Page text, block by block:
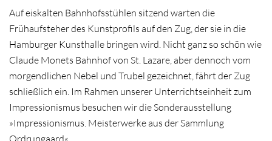
Auf eiskalten Bahnhofsstühlen sitzend warten die
Frühaufsteher des Kunstprofils auf den Zug, der sie in die
Hamburger Kunsthalle bringen wird. Nicht ganz so schön wie
Claude Monets Bahnhof von St. Lazare, aber dennoch vom
morgendlichen Nebel und Trubel gezeichnet, fährt der Zug
schließlich ein. Im Rahmen unserer Unterrichtseinheit zum
Impressionismus besuchen wir die Sonderausstellung
»Impressionismus. Meisterwerke aus der Sammlung